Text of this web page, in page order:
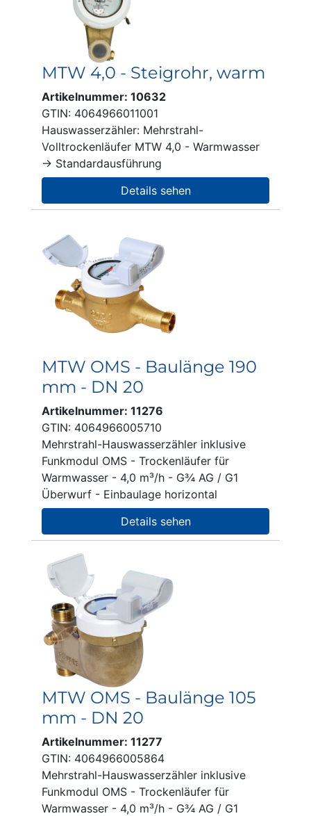
MTW 4,0 - Steigrohr, warm
Artikelnummer: 10632
GTIN: 4064966011001
Hauswasserzähler: Mehrstrahl-
Volltrockenläufer MTW 4,0 - Warmwasser
→ Standardausführung
Details sehen
MTW OMS - Baulänge 190
mm - DN 20
Artikelnummer: 11276
GTIN: 4064966005710
Mehrstrahl-Hauswasserzähler inklusive
Funkmodul OMS - Trockenläufer für
Warmwasser - 4,0 m³/h - G¾ AG / G1
Überwurf - Einbaulage horizontal
Details sehen
MTW OMS - Baulänge 105
mm - DN 20
Artikelnummer: 11277
GTIN: 4064966005864
Mehrstrahl-Hauswasserzähler inklusive
Funkmodul OMS - Trockenläufer für
Warmwasser - 4,0 m³/h - G¾ AG / G1